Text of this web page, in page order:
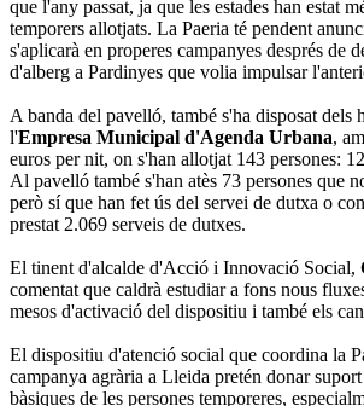
que l'any passat, ja que les estades han estat
temporers allotjats. La Paeria té pendent
s'aplicarà en properes campanyes després de
d'alberg a Pardinyes que volia impulsar
A banda del pavelló, també s'ha disposat dels
l'Empresa Municipal d'Agenda Urbana,
euros per nit, on s'han allotjat 143 persones:
Al pavelló també s'han atès 73 persones que
però sí que han fet ús del servei de dutxa o
prestat 2.069 serveis de dutxes.
El tinent d'alcalde d'Acció i Innovació Social,
comentat que caldrà estudiar a fons nous
mesos d'activació del dispositiu i també els
El dispositiu d'atenció social que coordina la
campanya agrària a Lleida pretén donar
bàsiques de les persones temporeres,